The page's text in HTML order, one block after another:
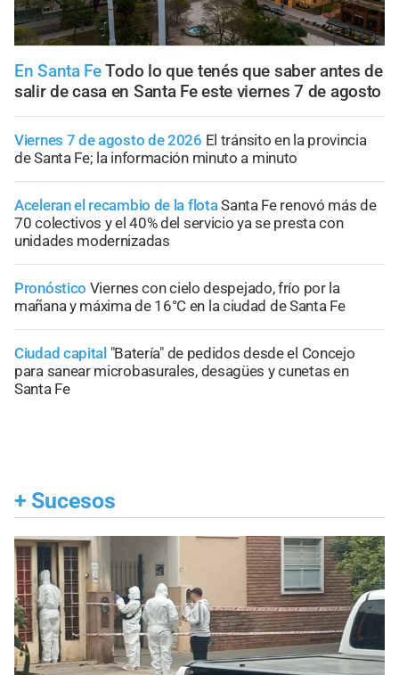
En Santa FeTodo lo que tenés que saber antes de
salir de casa en Santa Fe este viernes 7 de agosto
Viernes 7 de agosto de 2026 El tránsito en la provincia
de Santa Fe; la información minuto a minuto
Aceleran el recambio de la flotaSanta Fe renovó más de
70 colectivos y el 40% del servicio ya se presta con
unidades modernizadas
Pronóstico Viernes con cielo despejado, frío por la
mañana y máxima de 16°C en la ciudad de Santa Fe
Ciudad capital "Batería" de pedidos desde el Concejo
para sanear microbasurales, desagües y cunetas en
Santa Fe
+ Sucesos